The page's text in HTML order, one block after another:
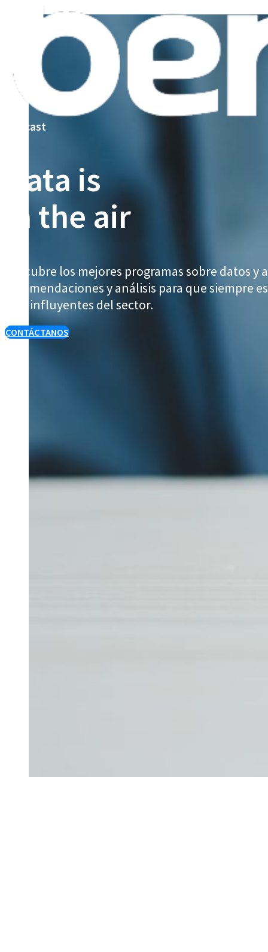
podcast
Data is
in the air
Descubre los mejores programas sobre datos
recomendaciones y análisis para que siempre
más influyentes del sector.
CONTÁCTANOS